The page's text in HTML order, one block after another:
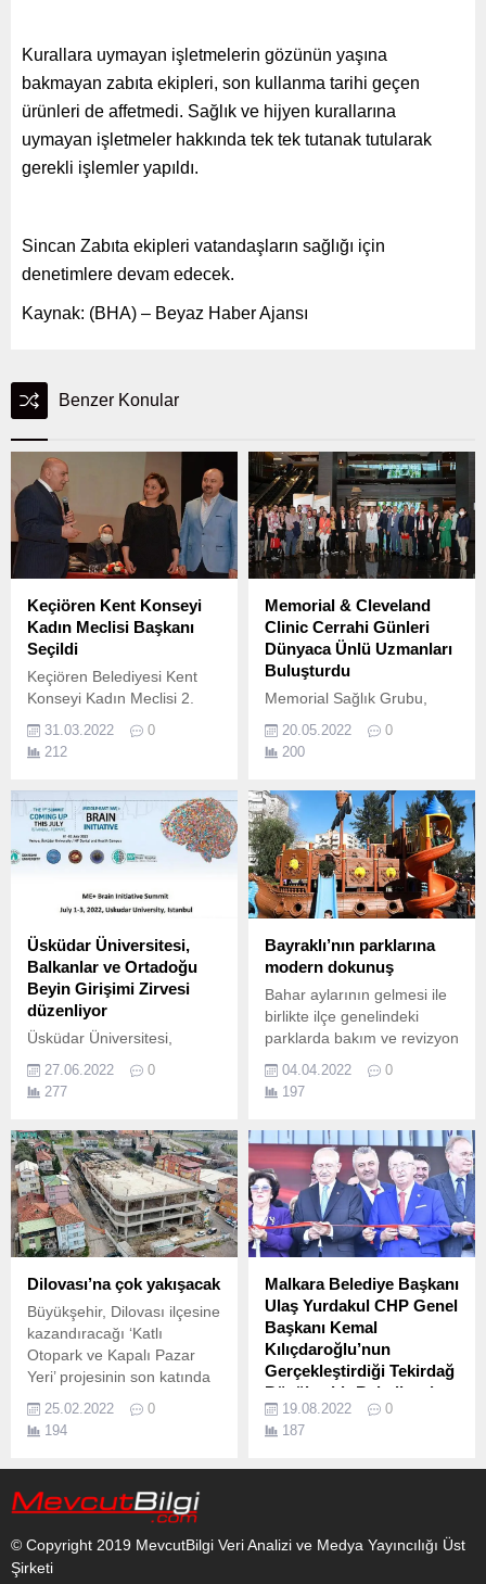
Kurallara uymayan işletmelerin gözünün yaşına
bakmayan zabıta ekipleri, son kullanma tarihi geçen
ürünleri de affetmedi. Sağlık ve hijyen kurallarına
uymayan işletmeler hakkında tek tek tutanak tutularak
gerekli işlemler yapıldı.
Sincan Zabıta ekipleri vatandaşların sağlığı için
denetimlere devam edecek.
Kaynak: (BHA) – Beyaz Haber Ajansı
Benzer Konular
Keçiören Kent Konseyi
Kadın Meclisi Başkanı
Seçildi
Keçiören Belediyesi Kent
Konseyi Kadın Meclisi 2.
31.03.2022
0
212
Memorial & Cleveland
Clinic Cerrahi Günleri
Dünyaca Ünlü Uzmanları
Buluşturdu
Memorial Sağlık Grubu,
dünyanın önde gelen sağlık
kurumlarından Cleveland
Clinic ile önemli bir
attı.
20.05.2022
0
200
Üsküdar Üniversitesi,
Balkanlar ve Ortadoğu
Beyin Girişimi Zirvesi
düzenliyor
Üsküdar Üniversitesi,
sahipliği yapmaya
hazırlanıyor.
27.06.2022
0
277
Bayraklı’nın parklarına
modern dokunuş
Bahar aylarının gelmesi ile
birlikte ilçe genelindeki
parklarda bakım ve revizyon
Bayraklı Belediyesi, son üç
yılda 15 yeni parkı
sundu.
04.04.2022
0
197
Dilovası’na çok yakışacak
Büyükşehir, Dilovası ilçesine
kazandıracağı ‘Katlı
Otopark ve Kapalı Pazar
Yeri’ projesinin son katında
tabliye kalıp imalatına geçti
Kocaeli’yi geliştiren projeleri
kararlı adımlarla hayata
Kocaeli’ sloganına uygun
25.02.2022
0
194
Malkara Belediye Başkanı
Ulaş Yurdakul CHP Genel
Başkanı Kemal
Kılıçdaroğlu’nun
Gerçekleştirdiği Tekirdağ
Büyükşehir Belediyesi
Yeni Hizmet Binasının
Açılış Törenine Katıldı
19.08.2022
0
187
© Copyright 2019 MevcutBilgi Veri Analizi ve Medya Yayıncılığı Üst
Şirketi